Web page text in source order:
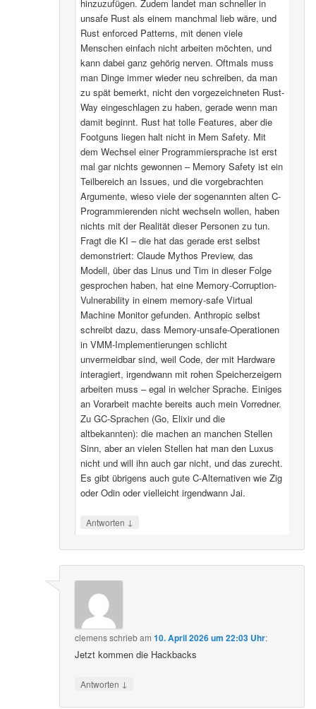
hinzuzufügen. Zudem landet man schneller in
unsafe Rust als einem manchmal lieb wäre, und
Rust enforced Patterns, mit denen viele
Menschen einfach nicht arbeiten möchten, und
kann dabei ganz gehörig nerven. Oftmals muss
man Dinge immer wieder neu schreiben, da man
zu spät bemerkt, nicht den vorgezeichneten Rust-
Way eingeschlagen zu haben, gerade wenn man
damit beginnt. Rust hat tolle Features, aber die
Footguns liegen halt nicht in Mem Safety. Mit
dem Wechsel einer Programmiersprache ist erst
mal gar nichts gewonnen – Memory Safety ist ein
Teilbereich an Issues, und die vorgebrachten
Argumente, wieso viele der sogenannten alten C-
Programmierenden nicht wechseln wollen, haben
nichts mit der Realität dieser Personen zu tun.
Fragt die KI – die hat das gerade erst selbst
demonstriert: Claude Mythos Preview, das
Modell, über das Linus und Tim in dieser Folge
gesprochen haben, hat eine Memory-Corruption-
Vulnerability in einem memory-safe Virtual
Machine Monitor gefunden. Anthropic selbst
schreibt dazu, dass Memory-unsafe-Operationen
in VMM-Implementierungen schlicht
unvermeidbar sind, weil Code, der mit Hardware
interagiert, irgendwann mit rohen Speicherzeigern
arbeiten muss – egal in welcher Sprache. Einiges
an Vorarbeit machte bereits auch mein Vorredner.
Zu GC-Sprachen (Go, Elixir und die
altbekannten): die machen an manchen Stellen
Sinn, aber an vielen Stellen hat man den Luxus
nicht und will ihn auch gar nicht, und das zurecht.
Es gibt übrigens auch gute C-Alternativen wie Zig
oder Odin oder vielleicht irgendwann Jai.
Antworten ↓
clemensschriebam10. April 2026 um 22:03 Uhr:
Jetzt kommen die Hackbacks
Antworten ↓